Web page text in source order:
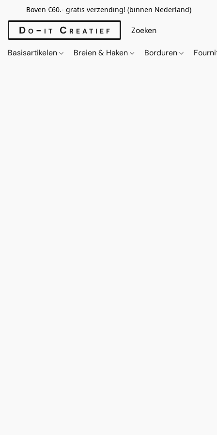
Boven €60.- gratis verzending! (binnen Nederland)
Do-it Creatief
Basisartikelen Breien & Haken Borduren